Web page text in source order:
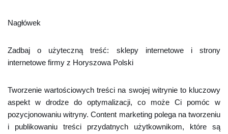
Nagłówek
Zadbaj o użyteczną treść: sklepy internetowe i strony
internetowe firmy z Horyszowa Polski
Tworzenie wartościowych treści na swojej witrynie to kluczowy
aspekt w drodze do optymalizacji, co może Ci pomóc w
pozycjonowaniu witryny. Content marketing polega na tworzeniu
i publikowaniu treści przydatnych użytkownikom, które są